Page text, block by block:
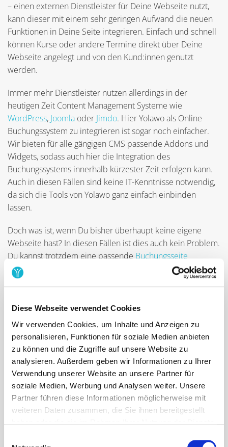
Diese Webseite verwendet Cookies
Wir verwenden Cookies, um Inhalte und Anzeigen zu
personalisieren, Funktionen für soziale Medien anbieten
zu können und die Zugriffe auf unsere Website zu
analysieren. Außerdem geben wir Informationen zu Ihrer
Verwendung unserer Website an unsere Partner für
soziale Medien, Werbung und Analysen weiter. Unsere
Partner führen diese Informationen möglicherweise mit
weiteren Daten zusammen, die Sie ihnen bereitgestellt
– einen externen Dienstleister für Deine Webseite nutzt,
kann dieser mit einem sehr geringen Aufwand die neuen
Funktionen in Deine Seite integrieren. Einfach und schnell
können Kurse oder andere Termine direkt über Deine
Webseite angelegt und von den Kund:innen genutzt
werden.
Immer mehr Dienstleister nutzen allerdings in der
heutigen Zeit Content Management Systeme wie
WordPress, Joomla oder Jimdo. Hier Yolawo als Online
Buchungssystem zu integrieren ist sogar noch einfacher.
Wir bieten für alle gängigen CMS passende Addons und
Widgets, sodass auch hier die Integration des
Buchungssystems innerhalb kürzester Zeit erfolgen kann.
Auch in diesen Fällen sind keine IT-Kenntnisse notwendig,
da sich die Tools von Yolawo ganz einfach einbinden
lassen.
Doch was ist, wenn Du bisher überhaupt keine eigene
Webseite hast? In diesen Fällen ist dies auch kein Problem.
Du kannst trotzdem eine passende Buchungsseite
erstellen
. So können Nutzer online Termine organisieren
und vereinbaren, ohne dass Du Dich um eine eigene
Funktionen zur Verfügung und Du musst Dich nicht um die
Wartung und Aktualisierung einer Webseite kümmern.
Richte einfach Dein Online Buchungssystem so ein, wie es
für Dich passt und profitiere vom einfachen Termin-
Management.
Die Online-Terminbuchung wird von immer mehr Nutzern
als besonders wichtiger Service wahrgenommen. Wer in
der heutigen Zeit auf eine eigene Webseite verzichtet,
zu vereinbaren. Ein formschöner Kalender bietet eine